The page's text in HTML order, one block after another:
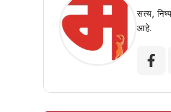
सत्य,
आहे.